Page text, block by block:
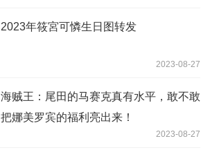
2023年筱宮可憐生日图转发
2023-08-27
海贼王：尾田的马赛克真有水平，敢不敢
把娜美罗宾的福利亮出来！
2023-08-27